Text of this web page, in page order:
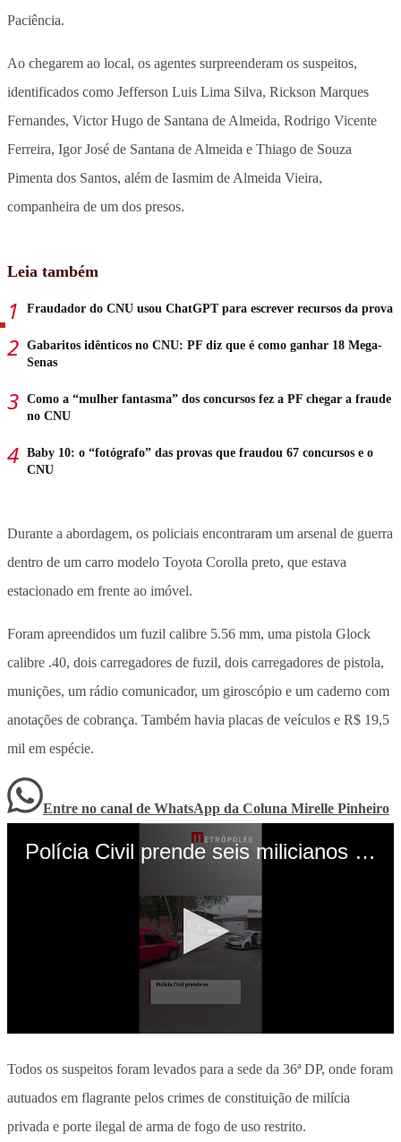
Paciência.
Ao chegarem ao local, os agentes surpreenderam os suspeitos,
identificados como Jefferson Luis Lima Silva, Rickson Marques
Fernandes, Victor Hugo de Santana de Almeida, Rodrigo Vicente
Ferreira, Igor José de Santana de Almeida e Thiago de Souza
Pimenta dos Santos, além de Iasmim de Almeida Vieira,
companheira de um dos presos.
Leia também
Fraudador do CNU usou ChatGPT para escrever recursos da prova
Gabaritos idênticos no CNU: PF diz que é como ganhar 18 Mega-
Senas
Como a “mulher fantasma” dos concursos fez a PF chegar a fraude
no CNU
Baby 10: o “fotógrafo” das provas que fraudou 67 concursos e o
CNU
Durante a abordagem, os policiais encontraram um arsenal de guerra
dentro de um carro modelo Toyota Corolla preto, que estava
estacionado em frente ao imóvel.
Foram apreendidos um fuzil calibre 5.56 mm, uma pistola Glock
calibre .40, dois carregadores de fuzil, dois carregadores de pistola,
munições, um rádio comunicador, um giroscópio e um caderno com
anotações de cobrança. Também havia placas de veículos e R$ 19,5
mil em espécie.
Entre no canal de WhatsApp da Coluna Mirelle Pinheiro
Todos os suspeitos foram levados para a sede da 36ª DP, onde foram
autuados em flagrante pelos crimes de constituição de milícia
privada e porte ilegal de arma de fogo de uso restrito.